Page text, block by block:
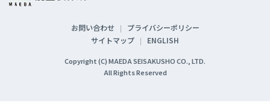
お問い合わせ
プライバシーポリシー
サイトマップ
ENGLISH
Copyright (C) MAEDA SEISAKUSHO CO., LTD.
All Rights Reserved